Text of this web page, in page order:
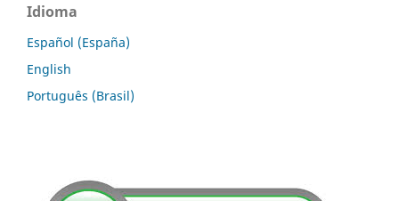
Idioma
Español (España)
English
Português (Brasil)